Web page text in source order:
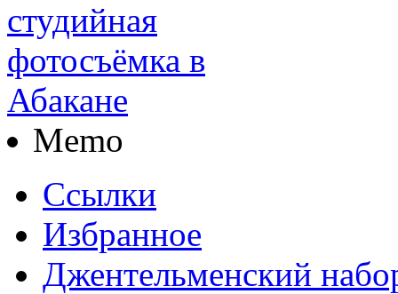
Memo
Ссылки
Избранное
Джентельменский